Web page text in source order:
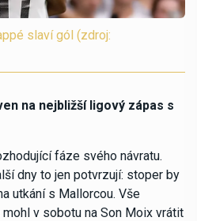
slaví gól (zdroj:
na nejbližší ligový zápas s
fáze svého návratu.
dny to jen potvrzují: stoper by
utkání s Mallorcou. Vše
v sobotu na Son Moix vrátit